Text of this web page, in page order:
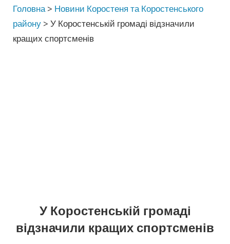
Головна > Новини Коростеня та Коростенського
району >У Коростенській громаді відзначили
кращих спортсменів
У Коростенській громаді
відзначили кращих спортсменів